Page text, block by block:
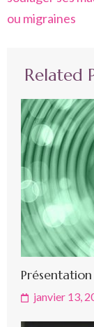
l’article
ou migraines
Related
janvier 13,